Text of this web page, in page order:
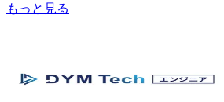
もっと見る